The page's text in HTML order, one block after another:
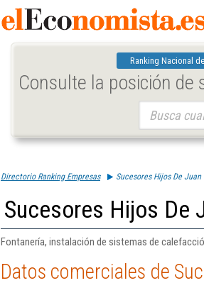
Ranking Nacional
Consulte la posición de
Directorio Ranking Empresas Sucesores Hijos De Juan
Sucesores Hijos De
Fontanería, instalación de sistemas de
Datos comerciales de